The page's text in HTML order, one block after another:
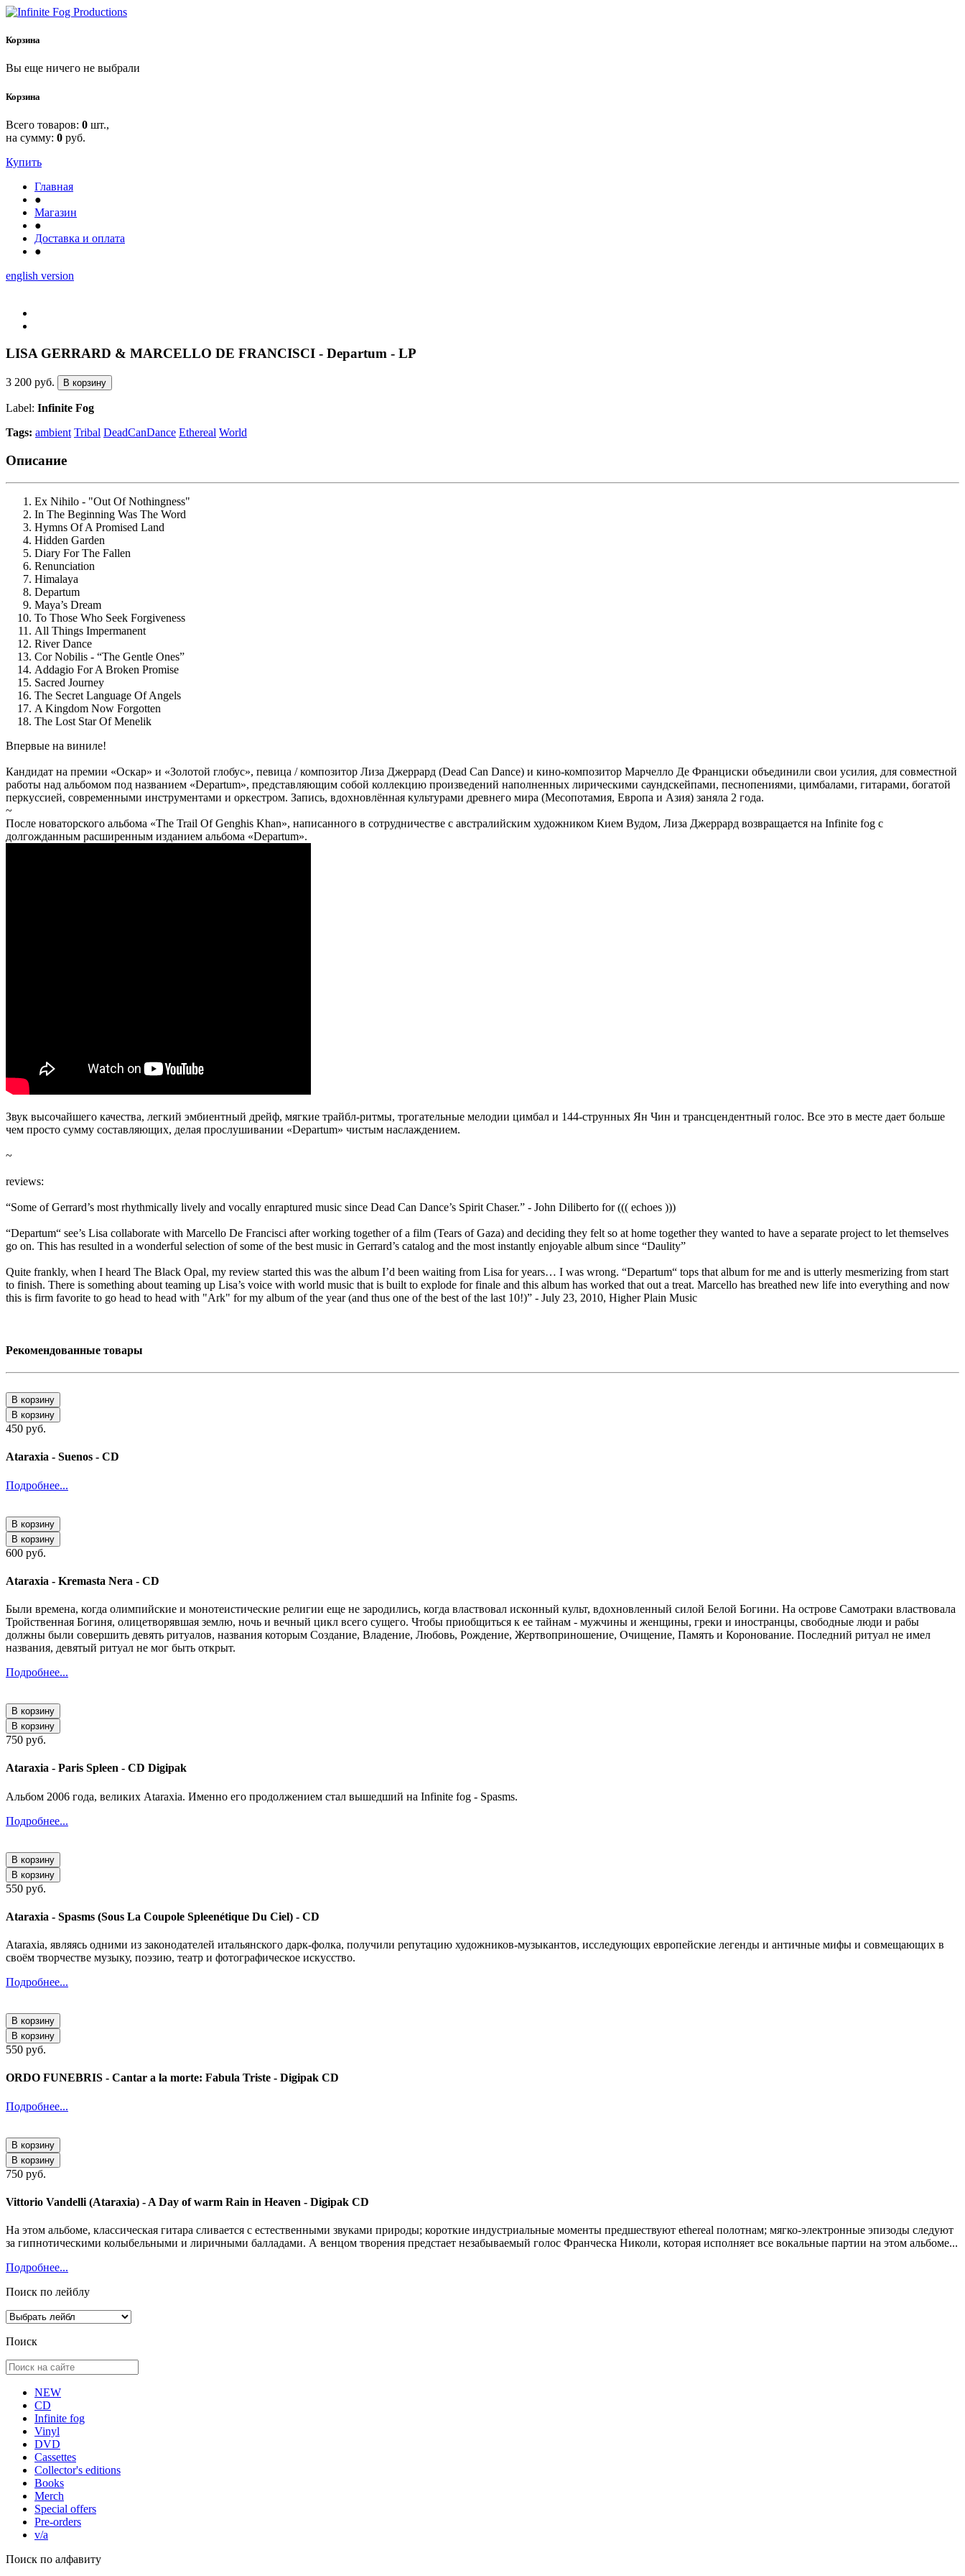
Корзина
Вы еще ничего не выбрали
Корзина
Всего товаров: 0 шт.,
на сумму: 0 руб.
Купить
Главная
●
Магазин
●
Доставка и оплата
●
english version
LISA GERRARD & MARCELLO DE FRANCISCI - Departum - LP
3 200 руб. В корзину
Label: Infinite Fog
Tags: ambient Tribal DeadCanDance Ethereal World
Описание
Ex Nihilo - "Out Of Nothingness"
In The Beginning Was The Word
Hymns Of A Promised Land
Hidden Garden
Diary For The Fallen
Renunciation
Himalaya
Departum
Maya’s Dream
To Those Who Seek Forgiveness
All Things Impermanent
River Dance
Cor Nobilis - “The Gentle Ones”
Addagio For A Broken Promise
Sacred Journey
The Secret Language Of Angels
A Kingdom Now Forgotten
The Lost Star Of Menelik
Впервые на виниле!
Кандидат на премии «Оскар» и «Золотой глобус», певица / композитор Лиза Джеррард (Dead Can Dance) и кино-композитор Марчелло Де Франциски объединили свои усилия, для совместной
работы над альбомом под названием «Departum», представляющим собой коллекцию произведений наполненных лирическими саундскейпами, песнопениями, цимбалами, гитарами, богатой
перкуссией, современными инструментами и оркестром. Запись, вдохновлённая культурами древнего мира (Месопотамия, Европа и Азия) заняла 2 года.
~
После новаторского альбома «The Trail Of Genghis Khan», написанного в сотрудничестве с австралийским художником Кием Вудом, Лиза Джеррард возвращается на Infinite fog с
долгожданным расширенным изданием альбома «Departum».
Звук высочайшего качества, легкий эмбиентный дрейф, мягкие трайбл-ритмы, трогательные мелодии цимбал и 144-струнных Ян Чин и трансцендентный голос. Все это в месте дает больше
чем просто сумму составляющих, делая прослушивании «Departum» чистым наслаждением.
~
reviews:
“Some of Gerrard’s most rhythmically lively and vocally enraptured music since Dead Can Dance’s Spirit Chaser.” - John Diliberto for ((( echoes )))
“Departum“ see’s Lisa collaborate with Marcello De Francisci after working together of a film (Tears of Gaza) and deciding they felt so at home together they wanted to have a separate project to let themselves
go on. This has resulted in a wonderful selection of some of the best music in Gerrard’s catalog and the most instantly enjoyable album since “Daulity”
Quite frankly, when I heard The Black Opal, my review started this was the album I’d been waiting from Lisa for years… I was wrong. “Departum“ tops that album for me and is utterly mesmerizing from start
to finish. There is something about teaming up Lisa’s voice with world music that is built to explode for finale and this album has worked that out a treat. Marcello has breathed new life into everything and now
this is firm favorite to go head to head with "Ark" for my album of the year (and thus one of the best of the last 10!)” - July 23, 2010, Higher Plain Music
Рекомендованные товары
В корзину
В корзину
450 руб.
Ataraxia - Suenos - CD
Подробнее...
В корзину
В корзину
600 руб.
Ataraxia - Kremasta Nera - CD
Были времена, когда олимпийские и монотеистические религии еще не зародились, когда властвовал исконный культ, вдохновленный силой Белой Богини. На острове Самотраки властвовала
Тройственная Богиня, олицетворявшая землю, ночь и вечный цикл всего сущего. Чтобы приобщиться к ее тайнам - мужчины и женщины, греки и иностранцы, свободные люди и рабы
должны были совершить девять ритуалов, названия которым Создание, Владение, Любовь, Рождение, Жертвоприношение, Очищение, Память и Коронование. Последний ритуал не имел
названия, девятый ритуал не мог быть открыт.
Подробнее...
В корзину
В корзину
750 руб.
Ataraxia - Paris Spleen - CD Digipak
Альбом 2006 года, великих Ataraxia. Именно его продолжением стал вышедший на Infinite fog - Spasms.
Подробнее...
В корзину
В корзину
550 руб.
Ataraxia - Spasms (Sous La Coupole Spleenétique Du Ciel) - CD
Ataraxia, являясь одними из законодателей итальянского дарк-фолка, получили репутацию художников-музыкантов, исследующих европейские легенды и античные мифы и совмещающих в
своём творчестве музыку, поэзию, театр и фотографическое искусство.
Подробнее...
В корзину
В корзину
550 руб.
ORDO FUNEBRIS - Cantar a la morte: Fabula Triste - Digipak CD
Подробнее...
В корзину
В корзину
750 руб.
Vittorio Vandelli (Ataraxia) - A Day of warm Rain in Heaven - Digipak CD
На этом альбоме, классическая гитара сливается с естественными звуками природы; короткие индустриальные моменты предшествуют ethereal полотнам; мягко-электронные эпизоды следуют
за гипнотическими колыбельными и лиричными балладами. А венцом творения предстает незабываемый голос Франческа Николи, которая исполняет все вокальные партии на этом альбоме...
Подробнее...
Поиск по лейблу
Поиск
NEW
CD
Infinite fog
Vinyl
DVD
Cassettes
Collector's editions
Books
Merch
Special offers
Pre-orders
v/a
Поиск по алфавиту